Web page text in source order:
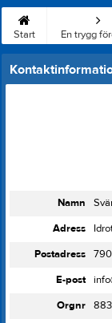
Start En trygg
Namn
Adress
Postadress
E-post
Orgnr